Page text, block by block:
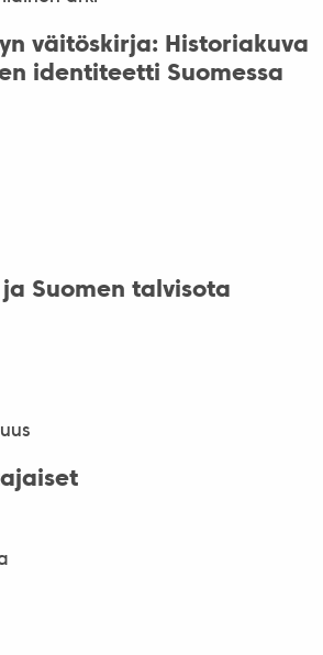
väitöskirja: Historiakuva
identiteetti Suomessa
ja Suomen talvisota